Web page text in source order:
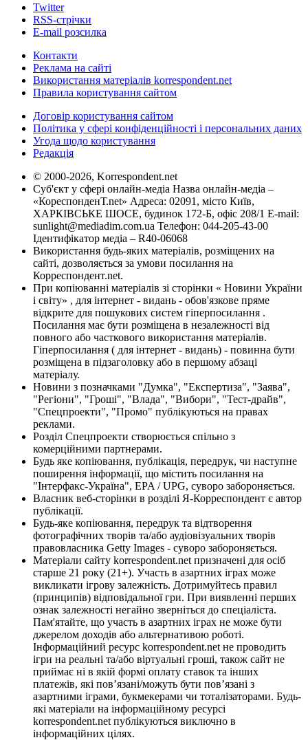
Twitter
RSS-стрічки
E-mail розсилка
Контакти
Реклама на сайті
Використання матеріалів korrespondent.net
Правила користування сайтом
Договір користування сайтом
Політика у сфері конфіденційності і персональних даних
Угода щодо користування
Редакція
© 2000-2026, Korrespondent.net
Суб'єкт у сфері онлайн-медіа Назва онлайн-медіа –
«КореспонденТ.net» Адреса: 02091, місто Київ,
ХАРКІВСЬКЕ ШОСЕ, будинок 172-Б, офіс 208/1 E-mail:
sunlight@mediadim.com.ua Телефон: 044-205-43-00
Ідентифікатор медіа – R40-06068
Використання будь-яких матеріалів, розміщених на
сайті, дозволяється за умови посилання на
Корреспондент.net.
При копіюванні матеріалів зі сторінки « Новини України
і світу» , для інтернет - видань - обов'язкове пряме
відкрите для пошукових систем гіперпосилання .
Посилання має бути розміщена в незалежності від
повного або часткового використання матеріалів.
Гіперпосилання ( для інтернет - видань) - повинна бути
розміщена в підзаголовку або в першому абзаці
матеріалу.
Новини з позначками "Думка", "Експертиза", "Заява",
"Регіони", "Гроші", "Влада", "Вибори", "Тест-драйв",
"Спецпроекти", "Промо" публікуються на правах
реклами.
Розділ Спецпроекти створюється спільно з
комерційними партнерами.
Будь яке копіювання, публікація, передрук, чи наступне
поширення інформації, що містить посилання на
"Інтерфакс-Україна", EPA / UPG, суворо забороняється.
Власник веб-сторінки в розділі Я-Корреспондент є автор
публікації.
Будь-яке копіювання, передрук та відтворення
фотографічних творів та/або аудіовізуальних творів
правовласника Getty Images - суворо забороняється.
Матеріали сайту korrespondent.net призначені для осіб
старше 21 року (21+). Участь в азартних іграх може
викликати ігрову залежність. Дотримуйтесь правил
(принципів) відповідальної гри. При виявленні перших
ознак залежності негайно зверніться до спеціаліста.
Пам'ятайте, що участь в азартних іграх не може бути
джерелом доходів або альтернативою роботі.
Інформаційний ресурс korrespondent.net не проводить
ігри на реальні та/або віртуальні гроші, також сайт не
приймає ні в якій формі оплату ставок та інших
платежів, які пов’язані/можуть бути пов’язані з
азартними іграми, букмекерами чи тоталізаторами. Будь-
які матеріали на інформаційному ресурсі
korrespondent.net публікуються виключно в
інформаційних цілях.